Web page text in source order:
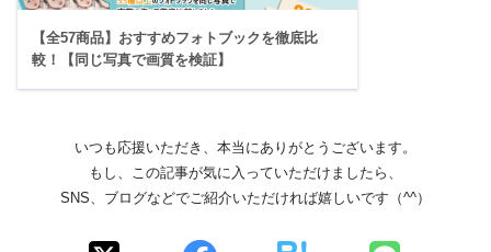
【全57商品】おすすめフォトブックを徹底比
較！【同じ写真で画質を検証】
いつも応援いただき、本当にありがとうございます。
もし、この記事が気に入っていただけましたら、
SNS、ブログなどでご紹介いただければ嬉しいです（^^）